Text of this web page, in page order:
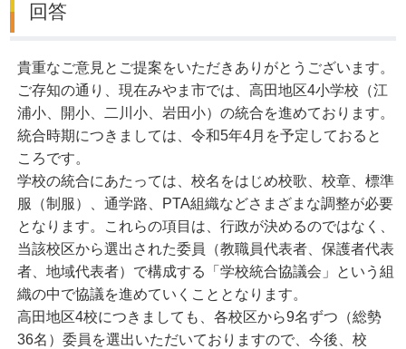
回答
貴重なご意見とご提案をいただきありがとうございます。
ご存知の通り、現在みやま市では、高田地区4小学校（江
浦小、開小、二川小、岩田小）の統合を進めております。
統合時期につきましては、令和5年4月を予定しておると
ころです。
学校の統合にあたっては、校名をはじめ校歌、校章、標準
服（制服）、通学路、PTA組織などさまざまな調整が必要
となります。これらの項目は、行政が決めるのではなく、
当該校区から選出された委員（教職員代表者、保護者代表
者、地域代表者）で構成する「学校統合協議会」という組
織の中で協議を進めていくこととなります。
高田地区4校につきましても、各校区から9名ずつ（総勢
36名）委員を選出いただいておりますので、今後、校